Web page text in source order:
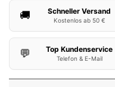
🚚 Schneller Versand
Kostenlos ab 50 €
💬 Top Kundenservice
Telefon & E-Mail